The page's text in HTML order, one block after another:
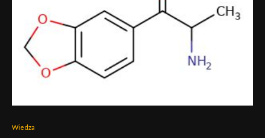
Wiedza